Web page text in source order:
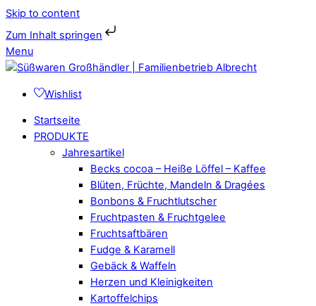
Skip to content
Zum Inhalt springen
Menu
Wishlist
Startseite
PRODUKTE
Jahresartikel
Becks cocoa – Heiße Löffel – Kaffee
Blüten, Früchte, Mandeln & Dragées
Bonbons & Fruchtlutscher
Fruchtpasten & Fruchtgelee
Fruchtsaftbären
Fudge & Karamell
Gebäck & Waffeln
Herzen und Kleinigkeiten
Kartoffelchips